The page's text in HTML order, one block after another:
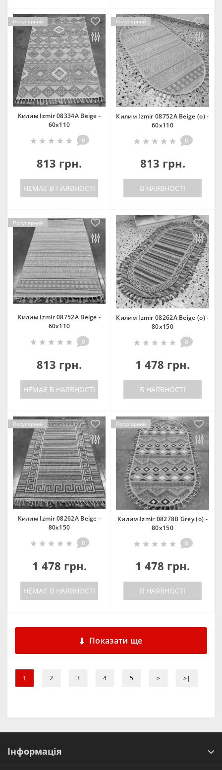
Популярний
Килим Izmir 08334A Beige -
60х110
0
813 грн.
НЕМАЄ В НАЯВНОСТІ
Популярний
Килим Izmir 08752A Beige (o) -
60х110
0
813 грн.
В НАЯВНОСТІ
Популярний
Килим Izmir 08752A Beige -
60х110
0
813 грн.
НЕМАЄ В НАЯВНОСТІ
Килим Izmir 08262A Beige (o) -
80х150
0
1 478 грн.
В НАЯВНОСТІ
Популярний
Килим Izmir 08262A Beige -
80х150
0
1 478 грн.
НЕМАЄ В НАЯВНОСТІ
Популярний
Килим Izmir 08278B Grey (o) -
80х150
0
1 478 грн.
В НАЯВНОСТІ
Показати ще
1 2 3 4 5 > >|
Інформація